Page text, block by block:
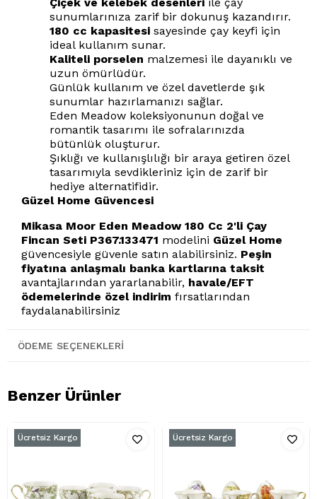
sunumlarınıza zarif bir dokunuş kazandırır.
180 cc kapasitesi sayesinde çay keyfi için
ideal kullanım sunar.
Kaliteli porselen malzemesi ile dayanıklı ve
uzun ömürlüdür.
Günlük kullanım ve özel davetlerde şık
sunumlar hazırlamanızı sağlar.
Eden Meadow koleksiyonunun doğal ve
romantik tasarımı ile sofralarınızda
bütünlük oluşturur.
Şıklığı ve kullanışlılığı bir araya getiren özel
tasarımıyla sevdikleriniz için de zarif bir
hediye alternatifidir.
Güzel Home Güvencesi
Mikasa Moor Eden Meadow 180 Cc 2'li Çay
Fincan Seti P367.133471 modelini Güzel Home
güvencesiyle güvenle satın alabilirsiniz. Peşin
fiyatına anlaşmalı banka kartlarına taksit
avantajlarından yararlanabilir, havale/EFT
ödemelerinde özel indirim fırsatlarından
faydalanabilirsiniz
ÖDEME SEÇENEKLERI
Benzer Ürünler
Ücretsiz Kargo Ücretsiz Kargo